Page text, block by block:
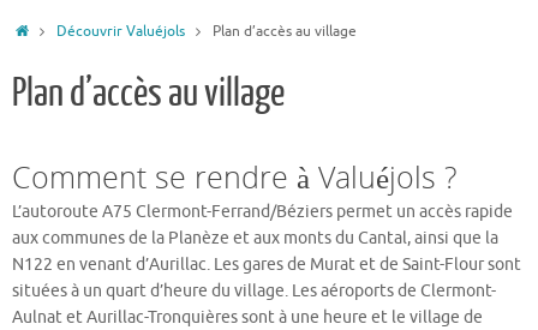
Découvrir Valuéjols Plan d’accès au village
Plan d’accès au village
Comment se rendre à Valuéjols ?
L’autoroute A75 Clermont-Ferrand/Béziers permet un accès rapide
aux communes de la Planèze et aux monts du Cantal, ainsi que la
N122 en venant d’Aurillac. Les gares de Murat et de Saint-Flour sont
situées à un quart d’heure du village. Les aéroports de Clermont-
Aulnat et Aurillac-Tronquières sont à une heure et le village de